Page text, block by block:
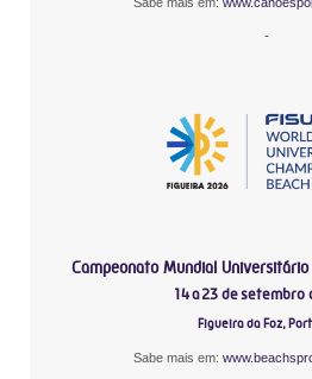
-
Campeonato Mundial
14 a 23 de setembro
Figueira da Foz,
Sabe mais em: